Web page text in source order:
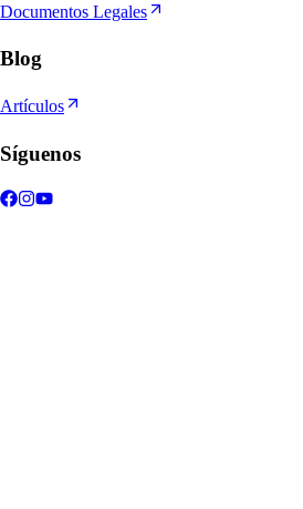
Documentos Legales
Blog
Artículos
Síguenos